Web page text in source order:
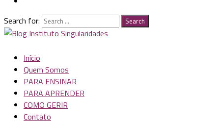
Search for: Search
Início
Quem Somos
PARA ENSINAR
PARA APRENDER
COMO GERIR
Contato